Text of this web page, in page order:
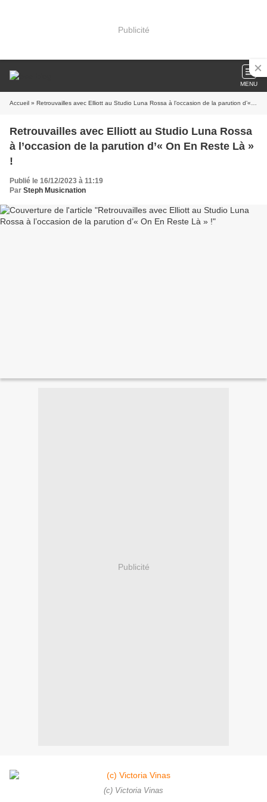
Publicité
MENU
Accueil » Retrouvailles avec Elliott au Studio Luna Rossa à l’occasion de la parution d’« On En Reste Là » !
Retrouvailles avec Elliott au Studio Luna Rossa
à l’occasion de la parution d’« On En Reste Là »
!
Publié le 16/12/2023 à 11:19
Par Steph Musicnation
Publicité
(c) Victoria Vinas